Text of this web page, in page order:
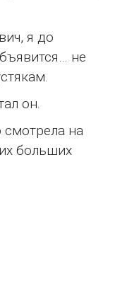
я до
не
он.
на
больших